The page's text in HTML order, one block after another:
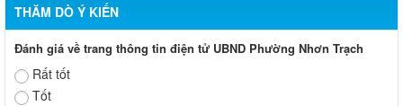
THĂM DÒ Ý KIẾN
Đánh giá về trang thông tin điện tử UBND Phường Nhơn Trạch
Rất tốt
Tốt